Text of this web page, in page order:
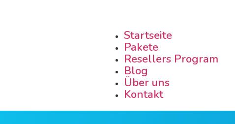
Startseite
Pakete
Resellers Program
Blog
Über uns
Kontakt